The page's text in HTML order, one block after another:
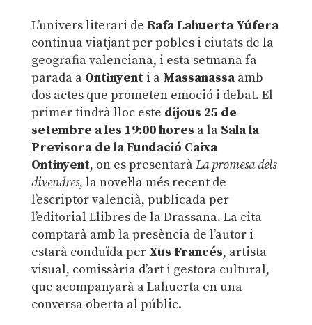
L’univers literari de Rafa Lahuerta Yúfera
continua viatjant per pobles i ciutats de la
geografia valenciana, i esta setmana fa
parada a Ontinyenti a Massanassaamb
dos actes que prometen emoció i debat. El
primer tindrà lloc este dijous 25 de
setembre a les 19:00 hores a la Sala la
Previsora de la Fundació Caixa
Ontinyent, on es presentaràLa promesa dels
divendres, la novel·la més recent de
l’escriptor valencià, publicada per
l’editorial Llibres de la Drassana. La cita
comptarà amb la presència de l’autor i
estarà conduïda per Xus Francés, artista
visual, comissària d’art i gestora cultural,
que acompanyarà a Lahuerta en una
conversa oberta al públic.